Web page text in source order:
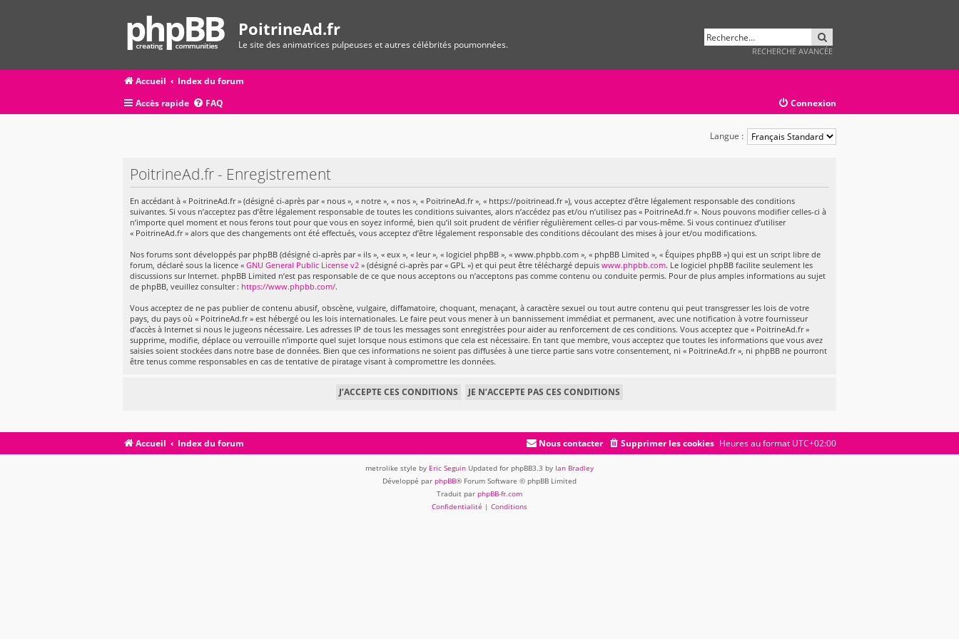
PoitrineAd.fr
Le site des animatrices pulpeuses et autres célébrités poumonnées.
RECHERCHE AVANCÉE
Accueil
Index du forum
Accès rapide
FAQ Connexion
Langue :
PoitrineAd.fr - Enregistrement
En accédant à « PoitrineAd.fr » (désigné ci-après par « nous », « notre », « nos », « PoitrineAd.fr », « https://poitrinead.fr »), vous acceptez d’être légalement responsable des conditions
suivantes. Si vous n’acceptez pas d’être légalement responsable de toutes les conditions suivantes, alors n’accédez pas et/ou n’utilisez pas « PoitrineAd.fr ». Nous pouvons modifier celles-ci à
n’importe quel moment et nous ferons tout pour que vous en soyez informé, bien qu’il soit prudent de vérifier régulièrement celles-ci par vous-même. Si vous continuez d’utiliser
« PoitrineAd.fr » alors que des changements ont été effectués, vous acceptez d’être légalement responsable des conditions découlant des mises à jour et/ou modifications.
Nos forums sont développés par phpBB (désigné ci-après par « ils », « eux », « leur », « logiciel phpBB », « www.phpbb.com », « phpBB Limited », « Équipes phpBB ») qui est un script libre de
forum, déclaré sous la licence « GNU General Public License v2 » (désigné ci-après par « GPL ») et qui peut être téléchargé depuis www.phpbb.com. Le logiciel phpBB facilite seulement les
discussions sur Internet. phpBB Limited n’est pas responsable de ce que nous acceptons ou n’acceptons pas comme contenu ou conduite permis. Pour de plus amples informations au sujet
de phpBB, veuillez consulter : https://www.phpbb.com/.
Vous acceptez de ne pas publier de contenu abusif, obscène, vulgaire, diffamatoire, choquant, menaçant, à caractère sexuel ou tout autre contenu qui peut transgresser les lois de votre
pays, du pays où « PoitrineAd.fr » est hébergé ou les lois internationales. Le faire peut vous mener à un bannissement immédiat et permanent, avec une notification à votre fournisseur
d’accès à Internet si nous le jugeons nécessaire. Les adresses IP de tous les messages sont enregistrées pour aider au renforcement de ces conditions. Vous acceptez que « PoitrineAd.fr »
supprime, modifie, déplace ou verrouille n’importe quel sujet lorsque nous estimons que cela est nécessaire. En tant que membre, vous acceptez que toutes les informations que vous avez
saisies soient stockées dans notre base de données. Bien que ces informations ne soient pas diffusées à une tierce partie sans votre consentement, ni « PoitrineAd.fr », ni phpBB ne pourront
être tenus comme responsables en cas de tentative de piratage visant à compromettre les données.
Accueil Index du forum Heures au format UTC+02:00
Supprimer les cookies
Nous contacter
metrolike style by Eric Seguin Updated for phpBB3.3 by Ian Bradley
Développé par phpBB® Forum Software © phpBB Limited
Traduit par phpBB-fr.com
Confidentialité | Conditions